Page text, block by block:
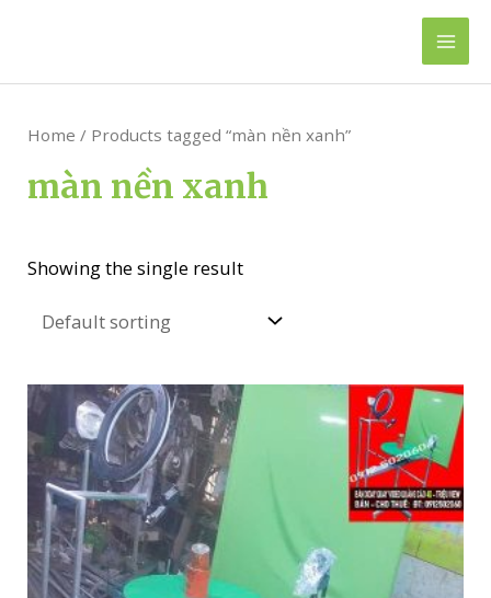
Main
Home / Products tagged “màn nền xanh”
màn nền xanh
Showing the single result